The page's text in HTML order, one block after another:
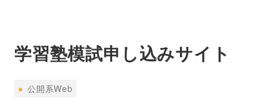
学習塾模試申し込みサイト
公
● 公開系Web